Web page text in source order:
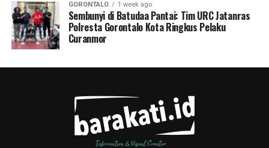
GORONTALO 1 week ago
Sembunyi di Batudaa Pantai: Tim URC Jatanras
Polresta Gorontalo Kota Ringkus Pelaku
Curanmor